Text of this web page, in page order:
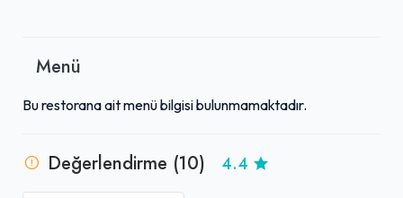
olumlu müşteri deneyimleri sayesinde sektöründe takdir
Menü
Bu restorana ait menü bilgisi bulunmamaktadır.
Değerlendirme (10) 4.4